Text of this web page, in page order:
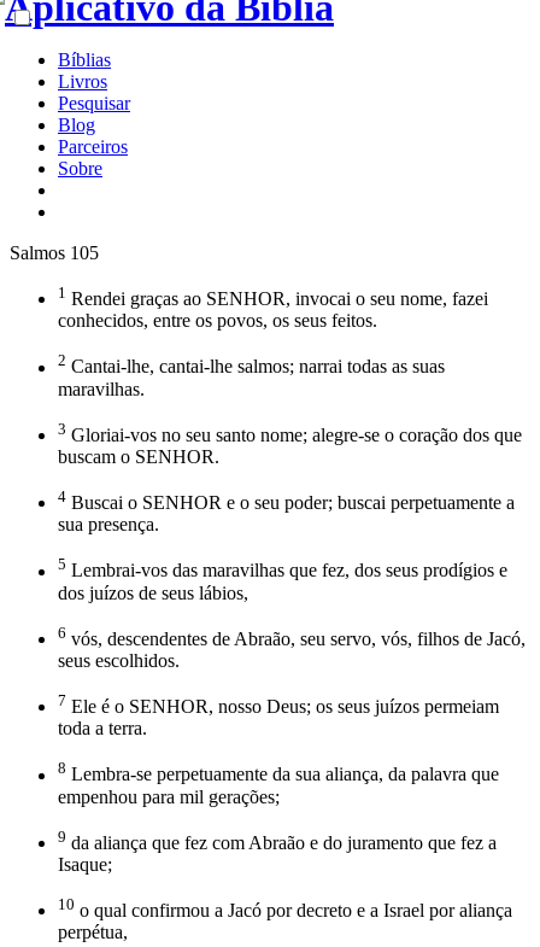
Bíblias
Livros
Pesquisar
Blog
Parceiros
Sobre
Salmos 105
1 Rendei graças ao SENHOR, invocai o seu nome, fazei
conhecidos, entre os povos, os seus feitos.
2 Cantai-lhe, cantai-lhe salmos; narrai todas as suas
maravilhas.
3 Gloriai-vos no seu santo nome; alegre-se o coração dos que
buscam o SENHOR.
4 Buscai o SENHOR e o seu poder; buscai perpetuamente a
sua presença.
5 Lembrai-vos das maravilhas que fez, dos seus prodígios e
dos juízos de seus lábios,
6 vós, descendentes de Abraão, seu servo, vós, filhos de Jacó,
seus escolhidos.
7 Ele é o SENHOR, nosso Deus; os seus juízos permeiam
toda a terra.
8 Lembra-se perpetuamente da sua aliança, da palavra que
empenhou para mil gerações;
9 da aliança que fez com Abraão e do juramento que fez a
Isaque;
10 o qual confirmou a Jacó por decreto e a Israel por aliança
perpétua,